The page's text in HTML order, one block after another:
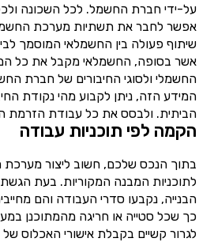
על-ידי חברת החשמל. לכל השכונה
אפשר לחבר את תשתיות מערכת
שיתוף פעולה בין החשמלאי המוסמך
אשר בסופה, החשמלאי מקבל את כל
החשמלי ולסוגי החיבורים של חברת
המידע הזה, ניתן לקבוע מהי נקודת
הביתית. ולבסס את כל עבודת הזרמת
הקמה לפי תוכניות עבודה
בתוך הנכס שלכם, חשוב ליצור
לתוכניות המבנה המקוריות. בעת הגשת
הבנייה, נקבעו סדרי העבודה והם
כך שכל סטייה או חריגה מהמתוכנן
לגרור קשיים בקבלת אישורי האכלוס